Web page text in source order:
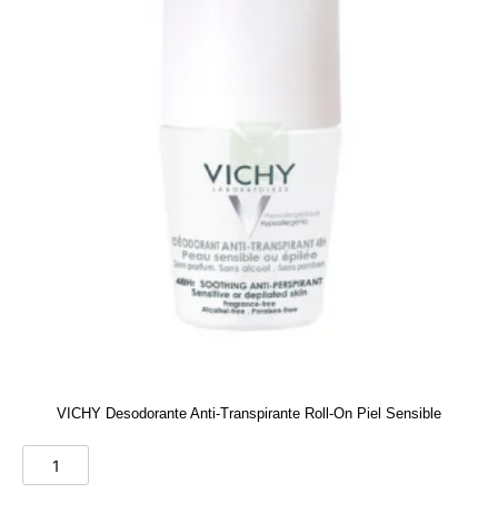
VICHY Desodorante Anti-Transpirante Roll-On Piel Sensible